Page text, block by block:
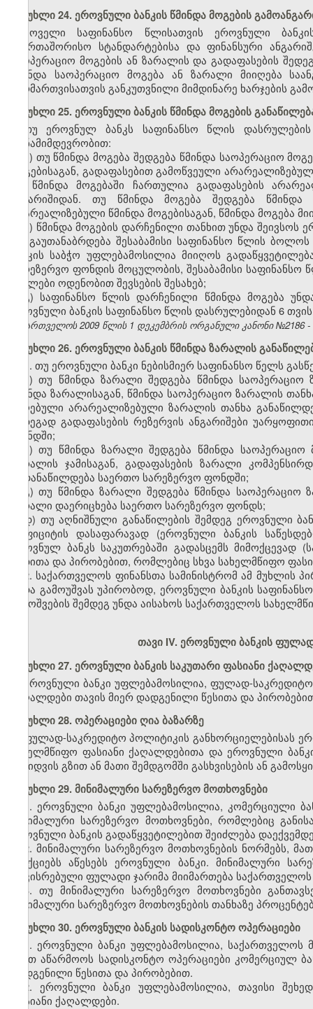
მუხლი 24. ეროვნული ბანკის წმინდა მოგების
ყოველი საფინანსო წლისათვის ეროვნული
საერთაშორისო სტანდარტებისა და ფინანსური
საოპერაციო მოგების ან ზარალის და გადაფასების
წმინდა საოპერაციო მოგება ან ზარალი მიიღება
წარმართვისათვის განკუთვნილი მიმდინარე ხარჯების
მუხლი 25. ეროვნული ბანკის წმინდა მოგების
თუ ეროვნულ ბანკს საფინანსო წლის
თანამიმდევრობით:
ა) თუ წმინდა მოგება შედგება წმინდა საოპერაციო
მოგებისაგან, გადაფასებით გამოწვეული
თუ წმინდა მოგებაში ჩართულია გადაფასების
ანგარიშიდან. თუ წმინდა მოგება შედგება
არარეალიზებული წმინდა მოგებისაგან, წმინდა მოგება
ბ) წმინდა მოგების დარჩენილი თანხით უნდა
არ გაუთანაბრდება შესაბამისი საფინანსო წლის
ბანკის საბჭო უფლებამოსილია მიიღოს
სარეზერვო ფონდის მოცულობის, შესაბამისი
ნაკლები ოდენობით შევსების შესახებ;
გ) საფინანსო წლის დარჩენილი წმინდა მოგება
ეროვნული ბანკის საფინანსო წლის დასრულებიდან 6
საქართველოს 2009 წლის 1 დეკემბრის ორგანული კანონი №2186 -
მუხლი 26. ეროვნული ბანკის წმინდა ზარალის
1. თუ ეროვნული ბანკი ნებისმიერ საფინანსო წელს
ა) თუ წმინდა ზარალი შედგება წმინდა
წმინდა ზარალისაგან, წმინდა საოპერაციო ზარალის
მიღებული არარეალიზებული ზარალის თანხა
შედეგად გადაფასების რეზერვის ანგარიშები
ფონდში;
ბ) თუ წმინდა ზარალი შედგება წმინდა
ზარალის ჯამისაგან, გადაფასების ზარალი
გადანაწილდება საერთო სარეზერვო ფონდში;
გ) თუ წმინდა ზარალი შედგება წმინდა საოპერაციო
ზარალი დაერიცხება საერთო სარეზერვო ფონდს;
დ) თუ აღნიშნული განაწილების შემდეგ ეროვნული
დეფიციტის დასაფარავად (ეროვნული ბანკის
ეროვნულ ბანკს საკუთრებაში გადასცემს
ვადითა და პირობებით, რომლებიც სხვა სახელმწიფო
2. საქართველოს ფინანსთა სამინისტრომ ამ მუხლის
უნდა გამოუშვას უპირობოდ, ეროვნული ბანკის
გამოშვების შემდეგ უნდა აისახოს საქართველოს
თავი IV. ეროვნული ბანკის
მუხლი 27. ეროვნული ბანკის საკუთარი ფასიანი
ეროვნული ბანკი უფლებამოსილია, ფულად-
ქაღალდები თავის მიერ დადგენილი წესითა და
მუხლი 28. ოპერაციები ღია ბაზარზე
ფულად-საკრედიტო პოლიტიკის განხორციელებისას
სახელმწიფო ფასიანი ქაღალდებითა და ეროვნული
გაყიდვის გზით ან მათი შემდგომში გასხვისების ან
მუხლი 29. მინიმალური სარეზერვო მოთხოვნები
1. ეროვნული ბანკი უფლებამოსილია, კომერციული
მინიმალური სარეზერვო მოთხოვნები, რომლებიც
ეროვნული ბანკის გადაწყვეტილებით შეიძლება
2. მინიმალური სარეზერვო მოთხოვნების ნორმებს,
სანქციებს აწესებს ეროვნული ბანკი. მინიმალური
დაკისრებული ფულადი ჯარიმა მიიმართება
3. თუ მინიმალური სარეზერვო მოთხოვნები
მინიმალური სარეზერვო მოთხოვნების თანხაზე
მუხლი 30. ეროვნული ბანკის სადისკონტო ოპერაციები
1. ეროვნული ბანკი უფლებამოსილია, საქართველოს
გზით აწარმოოს სადისკონტო ოპერაციები კომერციულ
დადგენილი წესითა და პირობებით.
2. ეროვნული ბანკი უფლებამოსილია, თავისი
ფასიანი ქაღალდები.